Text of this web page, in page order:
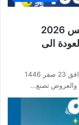
عروض المنيع الأسبوعية 6 أغسطس 2026
عروض العودة الى
عروض المنيع الأسبوعية 6 أغسطس 2026 الموافق 23 صفر 1446
والعروض تصنع…